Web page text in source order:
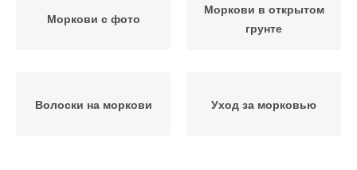
Моркови с фото
Моркови в открытом
грунте
Волоски на моркови Уход за морковью